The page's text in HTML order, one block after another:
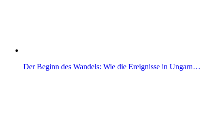
Der Beginn des Wandels: Wie die Ereignisse in Ungarn…